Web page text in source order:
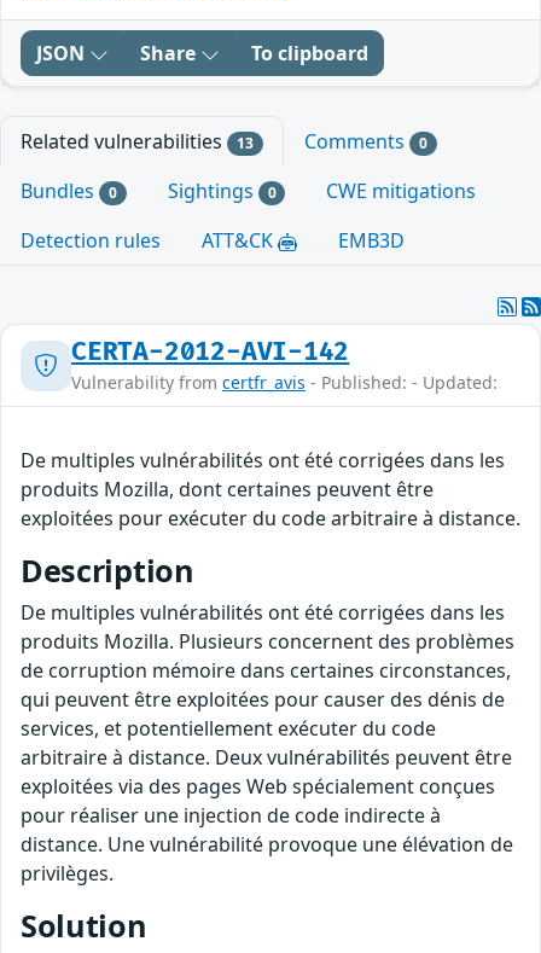
JSON Share To clipboard
Related vulnerabilities 13 Comments 0
Bundles 0 Sightings 0
CWE mitigations
Detection rules
ATT&CK EMB3D
CERTA-2012-AVI-142
Vulnerability from certfr_avis - Published: - Updated:
De multiples vulnérabilités ont été corrigées dans les
produits Mozilla, dont certaines peuvent être
exploitées pour exécuter du code arbitraire à distance.
Description
De multiples vulnérabilités ont été corrigées dans les
produits Mozilla. Plusieurs concernent des problèmes
de corruption mémoire dans certaines circonstances,
qui peuvent être exploitées pour causer des dénis de
services, et potentiellement exécuter du code
arbitraire à distance. Deux vulnérabilités peuvent être
exploitées via des pages Web spécialement conçues
pour réaliser une injection de code indirecte à
distance. Une vulnérabilité provoque une élévation de
privilèges.
Solution